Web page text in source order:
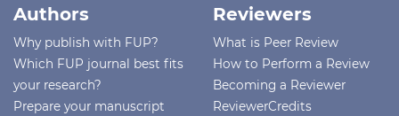
Authors
Why publish with FUP?
Which FUP journal best fits
your research?
Prepare your manuscript
Reviewers
What is Peer Review
How to Perform a Review
Becoming a Reviewer
ReviewerCredits